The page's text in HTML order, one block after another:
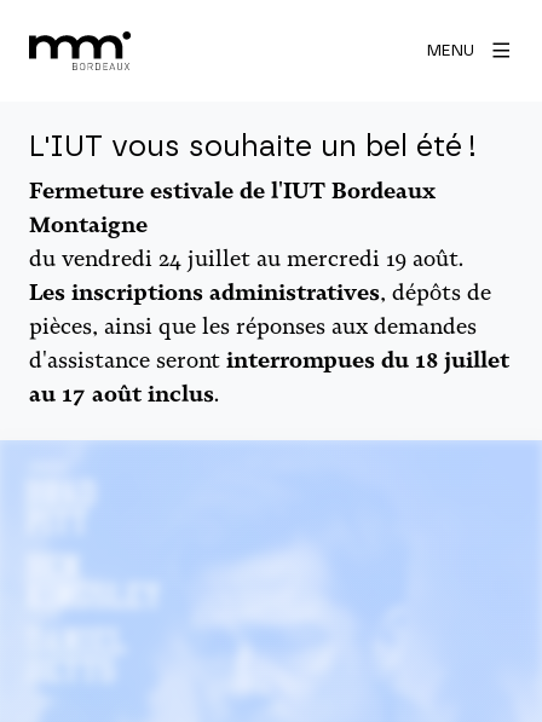
MENU
L'IUT vous souhaite un bel été !
Fermeture estivale de l'IUT Bordeaux
Montaigne
du vendredi 24 juillet au mercredi 19 août.
Les inscriptions administratives, dépôts de
pièces, ainsi que les réponses aux demandes
d'assistance seront interrompues du 18 juillet
au 17 août inclus.